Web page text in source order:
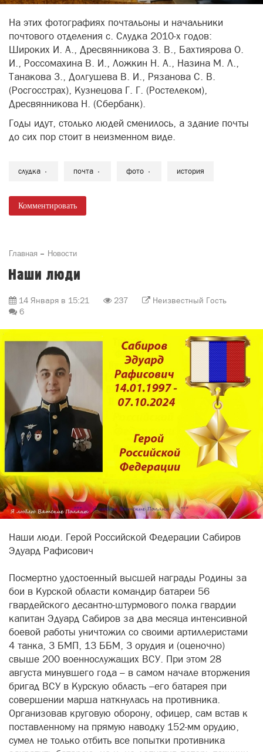
На этих фотографиях почтальоны и начальники
почтового отделения с. Слудка 2010-х годов:
Широких И. А., Дресвянникова З. В., Бахтиярова О.
И., Россомахина В. И., Ложкин Н. А., Назина М. Л.,
Танакова З., Долгушева В. И., Рязанова С. В.
(Росгосстрах), Кузнецова Г. Г. (Ростелеком),
Дресвянникова Н. (Сбербанк).
Годы идут, столько людей сменилось, а здание почты
до сих пор стоит в неизменном виде.
слудка почта фото история
Комментировать
Главная Новости
Наши люди
14 Января в 15:21 237
Неизвестный Гость
6
Наши люди. Герой Российской Федерации Сабиров
Эдуард Рафисович
Посмертно удостоенный высшей награды Родины за
бои в Курской области командир батареи 56
гвардейского десантно-штурмового полка гвардии
капитан Эдуард Сабиров за два месяца интенсивной
боевой работы уничтожил со своими артиллеристами
4 танка, 3 БМП, 13 ББМ, 3 орудия и (оценочно)
свыше 200 военнослужащих ВСУ. При этом 28
августа минувшего года – в самом начале вторжения
бригад ВСУ в Курскую область –его батарея при
совершении марша наткнулась на противника.
Организовав круговую оборону, офицер, сам встав к
поставленному на прямую наводку 152-мм орудию,
сумел не только отбить все попытки противника